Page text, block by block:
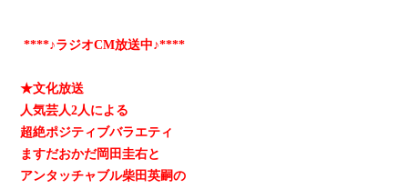
****♪ラジオCM放送中♪****
★文化放送
人気芸人2人による
超絶ポジティブバラエティ
ますだおかだ岡田圭右と
アンタッチャブル柴田英嗣の